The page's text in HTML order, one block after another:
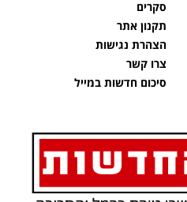
סקרים
תקנון אתר
הצהרת נגישות
צרו קשר
סיכום חדשות במייל